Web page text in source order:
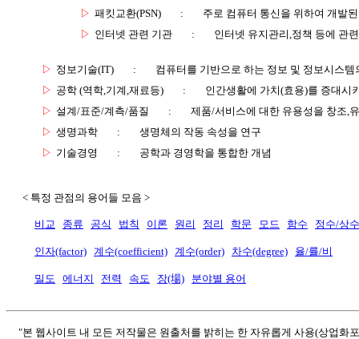
▷ 패킷교환(PSN) :
주로 컴퓨터 통신을 위하여 개발
▷ 인터넷 관련 기관 : 인터넷 유지관리,정책 등에 관
▷ 정보기술(IT) :
컴퓨터를 기반으로 하는 정보 및 정보시스템
▷ 공학 (역학,기계,재료등) :
인간생활에 가치(효용)를 증대시
▷ 설계/표준/계측/품질 :
제품/서비스에 대한 유용성을 창조,
▷ 생명과학 :
생명체의 작동 속성을 연구
▷ 기술경영 : 공학과 경영학을 통합한 개념
< 특정 관점의 용어들 모음 >
비교 종류 공식 법칙 이론 원리 정리 학문 모드 함수 정수/상수
인자(factor) 계수(coefficient) 계수(order) 차수(degree) 율/률/비
밀도 에너지 전력 속도 장(場) 분야별 용어
"본 웹사이트 내 모든 저작물은 원출처를 밝히는 한 자유롭게 사용(상업화